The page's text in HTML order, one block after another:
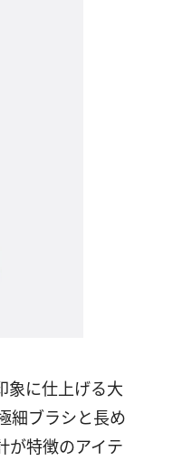
に仕上げる大
細ブラシと長め
が特徴のアイテ